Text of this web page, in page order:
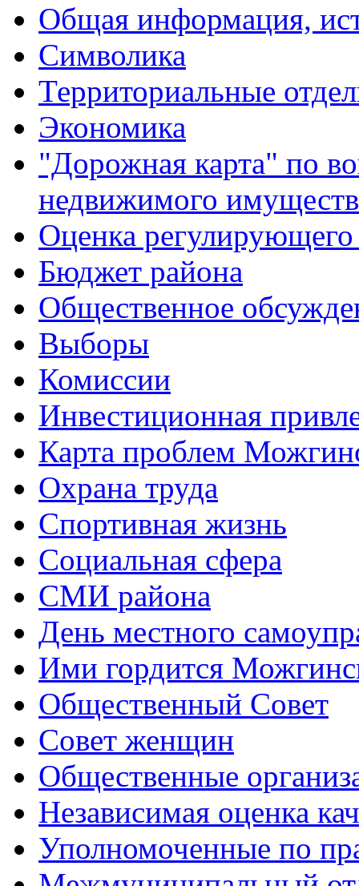
Общая информация,
Символика
Территориальные
Экономика
"Дорожная карта" по
недвижимого
Оценка регулирующего
Бюджет района
Общественное
Выборы
Комиссии
Инвестиционная
Карта проблем
Охрана труда
Спортивная жизнь
Социальная сфера
СМИ района
День местного
Ими гордится
Общественный Совет
Совет женщин
Общественные
Независимая оценка
Уполномоченные по